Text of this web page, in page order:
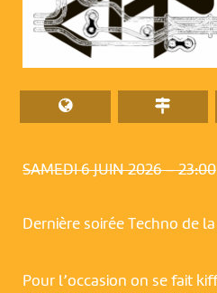
SAMEDI 6 JUIN 2026 – 23:00
Dernière soirée Techno de la
Pour l’occasion on se fait